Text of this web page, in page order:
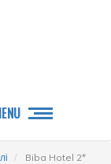
Biba Hotel 2*